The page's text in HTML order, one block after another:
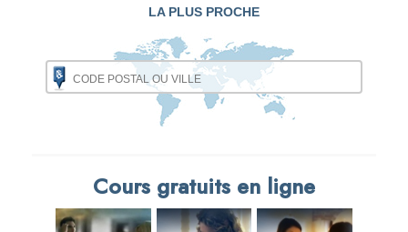
LA PLUS PROCHE
Cours gratuits en ligne